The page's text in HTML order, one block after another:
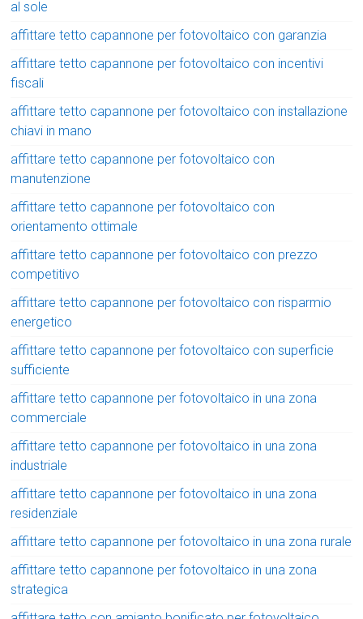
al sole
affittare tetto capannone per fotovoltaico con garanzia
affittare tetto capannone per fotovoltaico con incentivi
fiscali
affittare tetto capannone per fotovoltaico con installazione
chiavi in mano
affittare tetto capannone per fotovoltaico con
manutenzione
affittare tetto capannone per fotovoltaico con
orientamento ottimale
affittare tetto capannone per fotovoltaico con prezzo
competitivo
affittare tetto capannone per fotovoltaico con risparmio
energetico
affittare tetto capannone per fotovoltaico con superficie
sufficiente
affittare tetto capannone per fotovoltaico in una zona
commerciale
affittare tetto capannone per fotovoltaico in una zona
industriale
affittare tetto capannone per fotovoltaico in una zona
residenziale
affittare tetto capannone per fotovoltaico in una zona rurale
affittare tetto capannone per fotovoltaico in una zona
strategica